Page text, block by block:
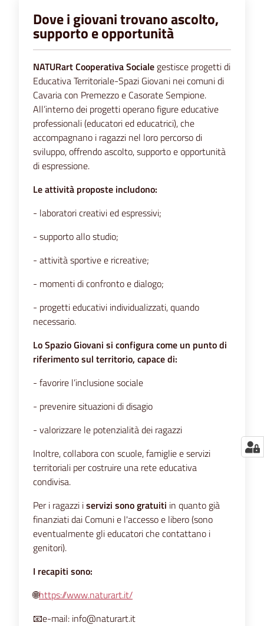
Dove i giovani trovano ascolto,
supporto e opportunità
NATURart Cooperativa Sociale gestisce progetti di
Educativa Territoriale-Spazi Giovani nei comuni di
Cavaria con Premezzo e Casorate Sempione.
All’interno dei progetti operano figure educative
professionali (educatori ed educatrici), che
accompagnano i ragazzi nel loro percorso di
sviluppo, offrendo ascolto, supporto e opportunità
di espressione.
Le attività proposte includono:
- laboratori creativi ed espressivi;
- supporto allo studio;
- attività sportive e ricreative;
- momenti di confronto e dialogo;
- progetti educativi individualizzati, quando
necessario.
Lo Spazio Giovani si configura come un punto di
riferimento sul territorio, capace di:
- favorire l’inclusione sociale
- prevenire situazioni di disagio
- valorizzare le potenzialità dei ragazzi
Inoltre, collabora con scuole, famiglie e servizi
territoriali per costruire una rete educativa
condivisa.
Per i ragazzi iservizi sono gratuiti in quanto già
finanziati dai Comuni e l'accesso e libero (sono
eventualmente gli educatori che contattano i
genitori).
I recapiti sono:
🌐https://www.naturart.it/
📧e-mail: info@naturart.it